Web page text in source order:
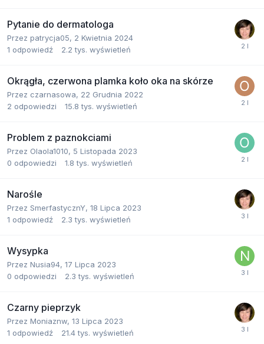
Pytanie do dermatologa
Przez patrycja05, 2 Kwietnia 2024
1 odpowiedź 2.2 tys. wyświetleń
Okrągła, czerwona plamka koło oka na skórze
Przez czarnasowa, 22 Grudnia 2022
2 odpowiedzi 15.8 tys. wyświetleń
Problem z paznokciami
Przez Olaola1010, 5 Listopada 2023
0 odpowiedzi 1.8 tys. wyświetleń
Narośle
Przez SmerfastycznY, 18 Lipca 2023
1 odpowiedź 2.3 tys. wyświetleń
Wysypka
Przez Nusia94, 17 Lipca 2023
0 odpowiedzi 2.3 tys. wyświetleń
Czarny pieprzyk
Przez Moniaznw, 13 Lipca 2023
1 odpowiedź 21.4 tys. wyświetleń